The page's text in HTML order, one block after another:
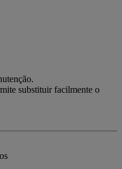
substituir facilmente o